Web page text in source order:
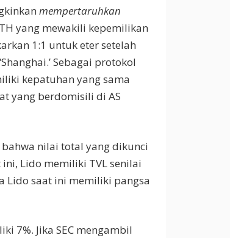
mempertaruhkan
yang mewakili kepemilikan
1:1 untuk eter setelah
Sebagai protokol
kepatuhan yang sama
yang berdomisili di AS
nilai total yang dikunci
Lido memiliki TVL senilai
Lido saat ini memiliki pangsa
7%. Jika SEC mengambil